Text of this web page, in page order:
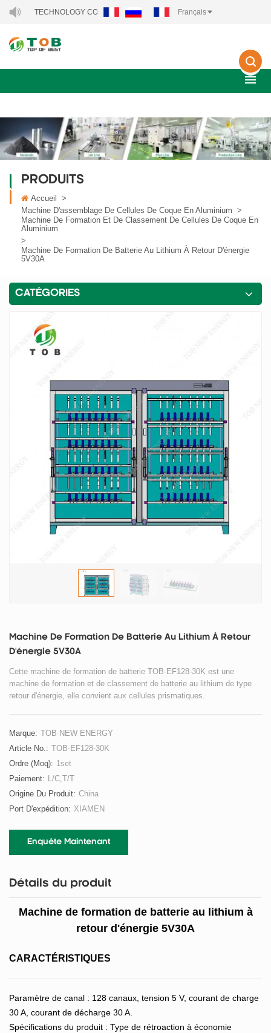
CO., LTD.. Français
PRODUITS
Accueil
>
Machine D'assemblage De Cellules De Coque En Aluminium >
Machine De Formation Et De Classement De Cellules De Coque En
Aluminium
>
Machine De Formation De Batterie Au Lithium À Retour D'énergie
5V30A
CATÉGORIES
Machine De Formation De Batterie Au Lithium À Retour
D'énergie 5V30A
Cette machine de formation de batterie TOB-EF128-30K est une
machine de formation et de classement de batterie au lithium de type
retour d'énergie, elle convient aux cellules prismatiques.
Marque: TOB NEW ENERGY
Article No.: TOB-EF128-30K
Ordre (moq): 1set
Paiement: L/C,T/T
Origine Du Produit: China
Port D'expédition: XIAMEN
Enquête Maintenant
Détails du produit
Machine de formation de batterie au lithium à
retour d'énergie 5V30A
CARACTÉRISTIQUES
Paramètre de canal : 128 canaux, tension 5 V, courant de charge
30 A, courant de décharge 30 A.
Spécifications du produit : Type de rétroaction à économie